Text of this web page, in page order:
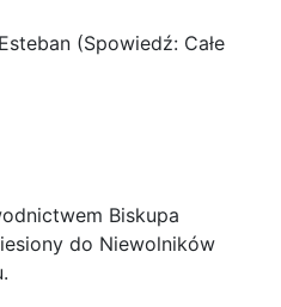
(Spowiedź: Całe
Biskupa
do Niewolników